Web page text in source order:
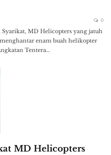
0
MD Helicopters yang jatuh
enam buah helikopter
Tentera…
MD Helicopters